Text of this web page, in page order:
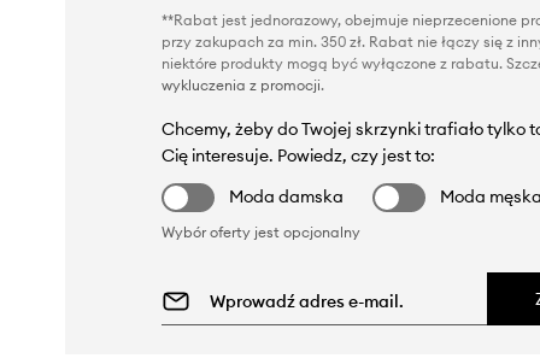
**Rabat jest jednorazowy, obejmuje nieprzecenione
przy zakupach za min. 350 zł. Rabat nie łączy się z
niektóre produkty mogą być wyłączone z rabatu.
wykluczenia z promocji.
Chcemy, żeby do Twojej skrzynki trafiało tylko
Cię interesuje. Powiedz, czy jest to:
Moda damska
Moda męska
Wybór oferty jest opcjonalny